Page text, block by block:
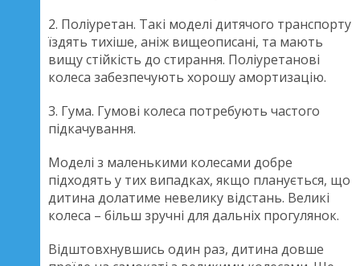
2. Поліуретан. Такі моделі дитячого транспорту
їздять тихіше, аніж вищеописані, та мають
вищу стійкість до стирання. Поліуретанові
колеса забезпечують хорошу амортизацію.
3. Гума. Гумові колеса потребують частого
підкачування.
Моделі з маленькими колесами добре
підходять у тих випадках, якщо планується, що
дитина долатиме невелику відстань. Великі
колеса – більш зручні для дальніх прогулянок.
Відштовхнувшись один раз, дитина довше